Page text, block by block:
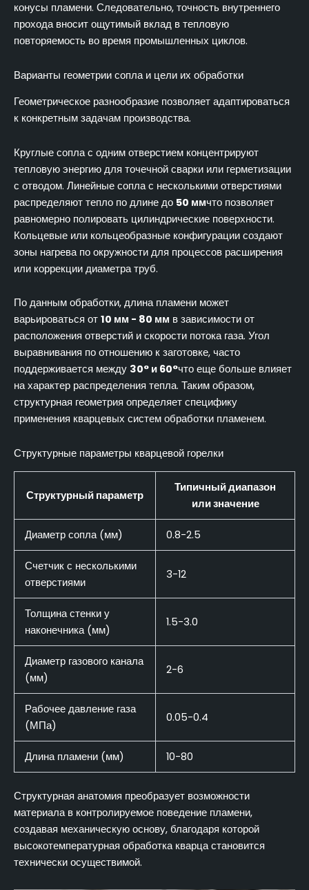
конусы пламени. Следовательно, точность внутреннего
прохода вносит ощутимый вклад в тепловую
повторяемость во время промышленных циклов.
Варианты геометрии сопла и цели их обработки
Геометрическое разнообразие позволяет адаптироваться
к конкретным задачам производства.
Круглые сопла с одним отверстием концентрируют
тепловую энергию для точечной сварки или герметизации
с отводом. Линейные сопла с несколькими отверстиями
распределяют тепло по длине до 50 ммчто позволяет
равномерно полировать цилиндрические поверхности.
Кольцевые или кольцеобразные конфигурации создают
зоны нагрева по окружности для процессов расширения
или коррекции диаметра труб.
По данным обработки, длина пламени может
варьироваться от 10 мм - 80 мм в зависимости от
расположения отверстий и скорости потока газа. Угол
выравнивания по отношению к заготовке, часто
поддерживается между 30° и 60°что еще больше влияет
на характер распределения тепла. Таким образом,
структурная геометрия определяет специфику
применения кварцевых систем обработки пламенем.
Структурные параметры кварцевой горелки
Структурный параметр
Типичный диапазон
или значение
Диаметр сопла (мм) 0.8-2.5
Счетчик с несколькими
отверстиями
3-12
Толщина стенки у
наконечника (мм)
1.5-3.0
Диаметр газового канала
(мм)
2-6
Рабочее давление газа
(МПа)
0.05-0.4
Длина пламени (мм) 10-80
Структурная анатомия преобразует возможности
материала в контролируемое поведение пламени,
создавая механическую основу, благодаря которой
высокотемпературная обработка кварца становится
технически осуществимой.